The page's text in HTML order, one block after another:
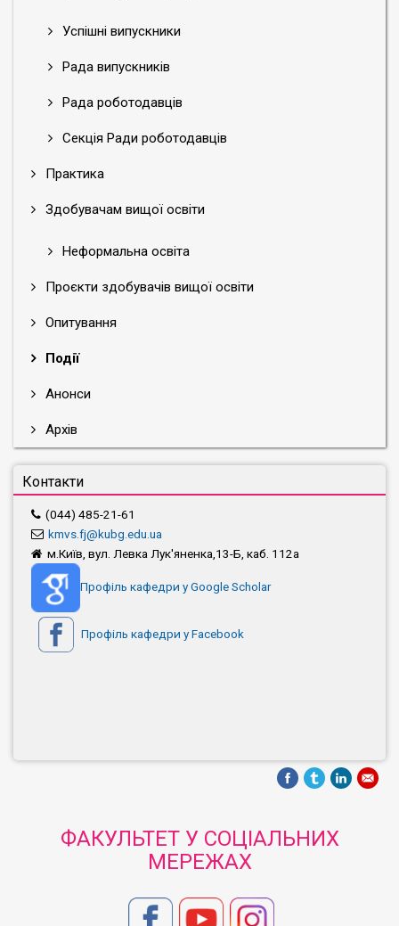
Успішні випускники
Рада випускників
Рада роботодавців
Секція Ради роботодавців
Практика
Здобувачам вищої освіти
Неформальна освіта
Проєкти здобувачів вищої освіти
Опитування
Події
Анонси
Архів
Контакти
(044) 485-21-61
kmvs.fj@kubg.edu.ua
м.Київ, вул. Левка Лук'яненка,13-Б, каб. 112а
Профіль кафедри у Google Scholar
Профіль кафедри у Facebook
ФАКУЛЬТЕТ У СОЦІАЛЬНИХ
МЕРЕЖАХ